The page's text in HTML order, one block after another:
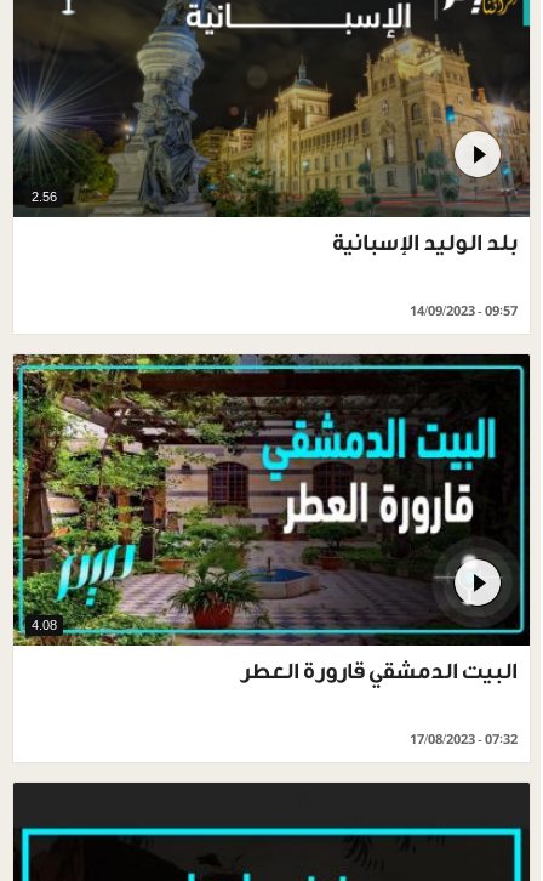
2.56
بلد الوليد الإسبانية
14/09/2023 - 09:57
4.08
البيت الدمشقي قارورة العطر
17/08/2023 - 07:32